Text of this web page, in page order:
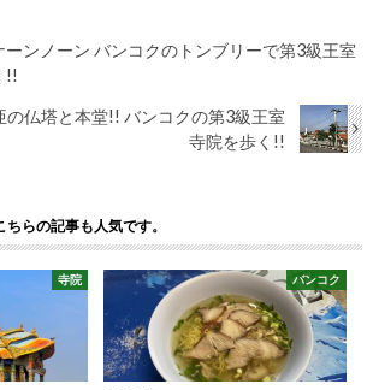
ーンノーン バンコクのトンブリーで第3級王室
!!
の仏塔と本堂!! バンコクの第3級王室
寺院を歩く!!
ちらの記事も人気です。
寺院 バンコク